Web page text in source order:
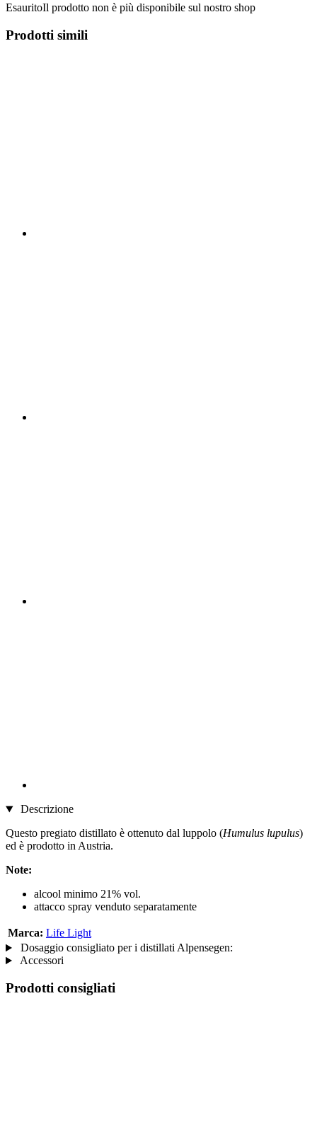
EsauritoIl prodotto non è più disponibile sul nostro shop
Prodotti simili
Descrizione
Questo pregiato distillato è ottenuto dal luppolo (Humulus lupulus)
ed è prodotto in Austria.
Note:
alcool minimo 21% vol.
attacco spray venduto separatamente
Marca: Life Light
Dosaggio consigliato per i distillati Alpensegen:
Accessori
Prodotti consigliati